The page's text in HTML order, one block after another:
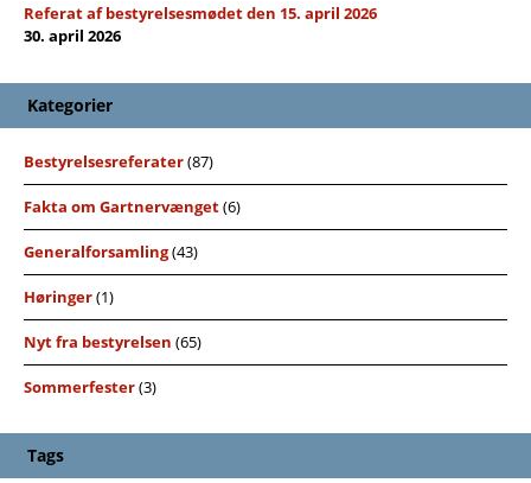
Referat af bestyrelsesmødet den 15. april 2026
30. april 2026
Kategorier
Bestyrelsesreferater(87)
Fakta om Gartnervænget(6)
Generalforsamling(43)
Høringer(1)
Nyt fra bestyrelsen (65)
Sommerfester(3)
Tags